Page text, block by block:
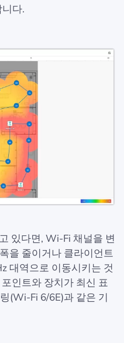
다.
있다면, Wi-Fi 채널을 변
을 줄이거나 클라이언트
대역으로 이동시키는 것
인트와 장치가 최신 표
(Wi-Fi 6/6E)과 같은 기